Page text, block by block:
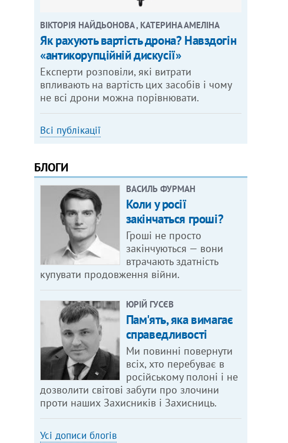
ВІКТОРІЯ НАЙДЬОНОВА , КАТЕРИНА АМЕЛІНА
Як рахують вартість дрона? Навздогін
«антикорупційній дискусії»
Експерти розповіли, які витрати
впливають на вартість цих засобів і чому
не всі дрони можна порівнювати.
Всі публікації
БЛОГИ
ВАСИЛЬ ФУРМАН
Коли у росії
закінчаться гроші?
Гроші не просто
закінчуються — вони
втрачають здатність
купувати продовження війни.
ЮРІЙ ГУСЄВ
Пам'ять, яка вимагає
справедливості
Ми повинні повернути
всіх, хто перебуває в
російському полоні і не
дозволити світові забути про злочини
проти наших Захисників і Захисниць.
Усі дописи блогів